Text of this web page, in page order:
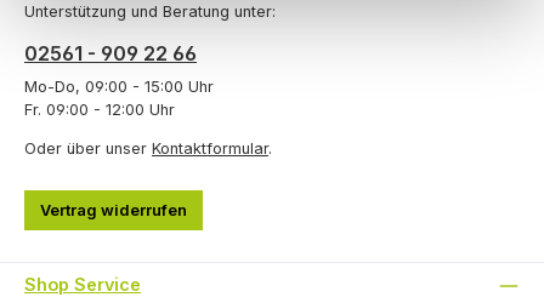
Unterstützung und Beratung unter:
02561 - 909 22 66
Mo-Do, 09:00 - 15:00 Uhr
Fr. 09:00 - 12:00 Uhr
Oder über unser Kontaktformular.
Vertrag widerrufen
Shop Service